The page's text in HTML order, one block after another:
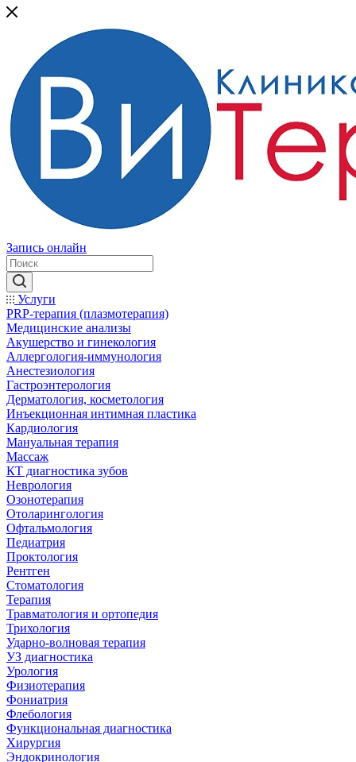
Запись онлайн
Услуги
PRP-терапия (плазмотерапия)
Медицинские анализы
Акушерство и гинекология
Аллергология-иммунология
Анестезиология
Гастроэнтерология
Дерматология, косметология
Инъекционная интимная пластика
Кардиология
Мануальная терапия
Массаж
КТ диагностика зубов
Неврология
Озонотерапия
Отоларингология
Офтальмология
Педиатрия
Проктология
Рентген
Стоматология
Терапия
Травматология и ортопедия
Трихология
Ударно-волновая терапия
УЗ диагностика
Урология
Физиотерапия
Фониатрия
Флебология
Функциональная диагностика
Хирургия
Эндокринология